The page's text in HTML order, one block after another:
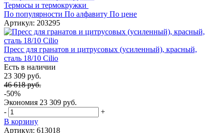
Термосы и термокружки
По популярности По алфавиту По цене
Артикул: 203295
Пресс для гранатов и цитрусовых (усиленный), красный,
сталь 18/10 Cilio
Есть в наличии
23 309 руб.
46 618 руб.
-50%
Экономия 23 309 руб.
-
+
В корзину
Артикул: 613018